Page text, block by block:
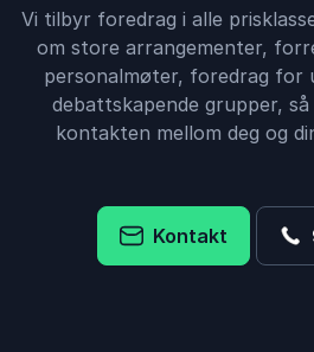
Vi tilbyr foredrag i alle
om store arrangementer,
personalmøter, foredrag for
debattskapende grupper,
kontakten mellom deg og
Kontakt